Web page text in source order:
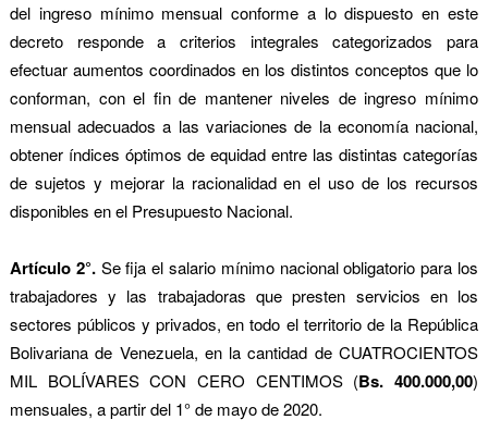
del ingreso mínimo mensual conforme a lo dispuesto en este
decreto responde a criterios integrales categorizados para
efectuar aumentos coordinados en los distintos conceptos que lo
conforman, con el fin de mantener niveles de ingreso mínimo
mensual adecuados a las variaciones de la economía nacional,
obtener índices óptimos de equidad entre las distintas categorías
de sujetos y mejorar la racionalidad en el uso de los recursos
disponibles en el Presupuesto Nacional.
Artículo 2°.Se fija el salario mínimo nacional obligatorio para los
trabajadores y las trabajadoras que presten servicios en los
sectores públicos y privados, en todo el territorio de la República
Bolivariana de Venezuela, en la cantidad de CUATROCIENTOS
MIL BOLÍVARES CON CERO CENTIMOS (Bs. 400.000,00)
mensuales, a partir del 1° de mayo de 2020.